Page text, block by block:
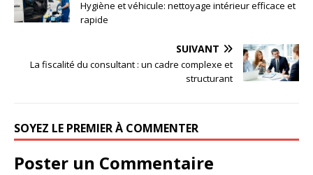
Hygiène et véhicule: nettoyage intérieur efficace et
rapide
SUIVANT
La fiscalité du consultant : un cadre complexe et
structurant
SOYEZ LE PREMIER À COMMENTER
Poster un Commentaire